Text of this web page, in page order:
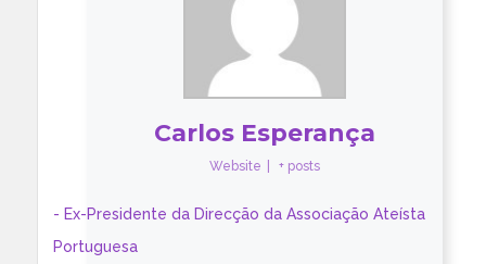
Carlos Esperança
Website + posts
- Ex-Presidente da Direcção da Associação Ateísta
Portuguesa